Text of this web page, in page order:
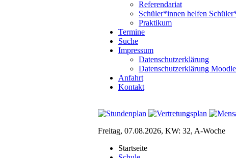
Referendariat
Schüler*innen helfen
Praktikum
Termine
Suche
Impressum
Datenschutzerklärung
Datenschutzerklärung Moodle
Anfahrt
Kontakt
Freitag, 07.08.2026, KW: 32, A-Woche
Startseite